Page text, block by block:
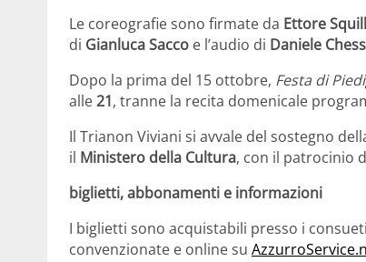
Le coreografie sono firmate da Ettore
di Gianluca Sacco e l’audio di Daniele
Dopo la prima del 15 ottobre, Festa di
alle21, tranne la recita domenicale
Il Trianon Viviani si avvale del sostegno
il Ministero della Cultura, con il patrocinio
biglietti, abbonamenti e informazioni
I biglietti sono acquistabili presso i
convenzionate e online su